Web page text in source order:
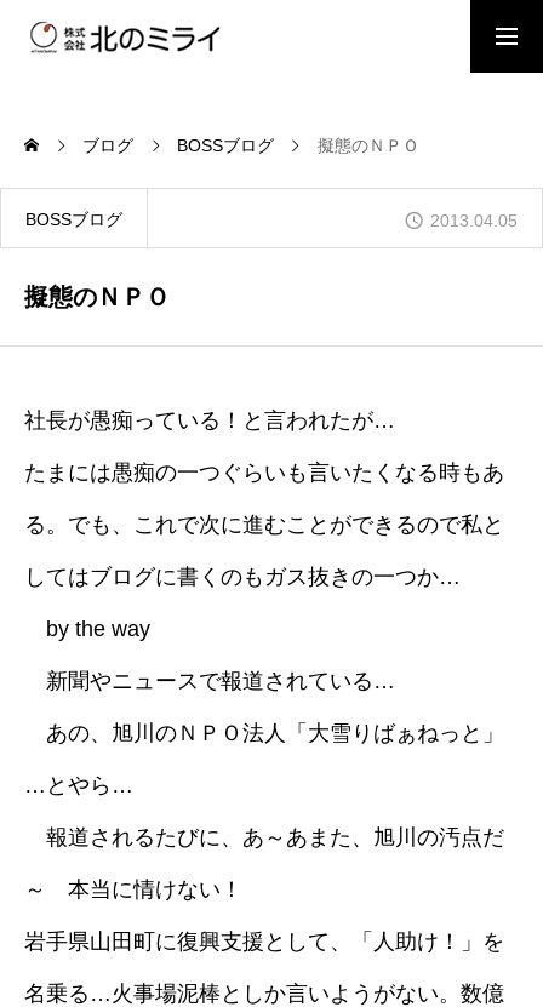
会社概要
事業内容
お問い合わせ
採用情報
ブログ
ブログ BOSSブログ 擬態のＮＰＯ
BOSSブログ 2013.04.05
擬態のＮＰＯ
社長が愚痴っている！と言われたが…
たまには愚痴の一つぐらいも言いたくなる時もあ
る。でも、これで次に進むことができるので私と
してはブログに書くのもガス抜きの一つか…
by the way
新聞やニュースで報道されている…
あの、旭川のＮＰＯ法人「大雪りばぁねっと」
…とやら…
報道されるたびに、あ～あまた、旭川の汚点だ
～ 本当に情けない！
岩手県山田町に復興支援として、「人助け！」を
名乗る…火事場泥棒としか言いようがない。数億